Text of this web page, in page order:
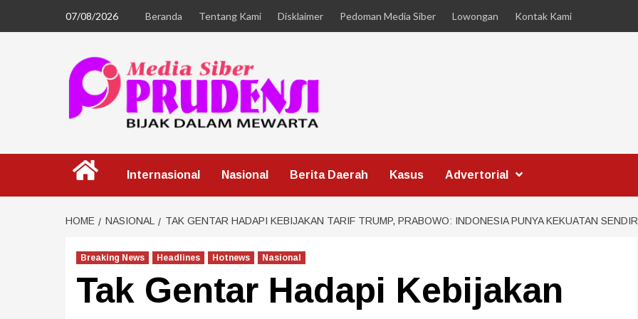
07/08/2026 Beranda Tentang Kami Disklaimer Pedoman Media Siber Lowongan Kontak Kami
Internasional Nasional Berita Daerah Kasus Advertorial
HOME NASIONAL TAK GENTAR HADAPI KEBIJAKAN TARIF TRUMP, PRABOWO: INDONESIA PUNYA KEKUATAN
Breaking News Headlines Hotnews Nasional
Tak Gentar Hadapi Kebijakan